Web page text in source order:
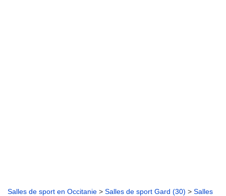
Salles de sport en Occitanie > Salles de sport Gard (30) > Salles